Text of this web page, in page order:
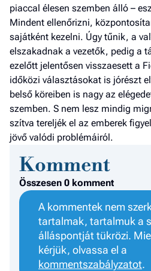
piaccal élesen szemben álló –
Mindent ellenőrizni,
sajátként kezelni. Úgy tűnik, a
elszakadnak a vezetők, pedig a
ezelőtt jelentősen visszaesett a
időközi választásokat is jórészt
belső köreiben is nagy az
szemben. S nem lesz mindig
szítva tereljék el az emberek
jövő valódi problémáiról.
Komment
Összesen 0 komment
A kommentek nem
tartalmak, tartalmuk a
álláspontját tükrözi.
kérjük, olvassa el a
kommentszabályzatot.